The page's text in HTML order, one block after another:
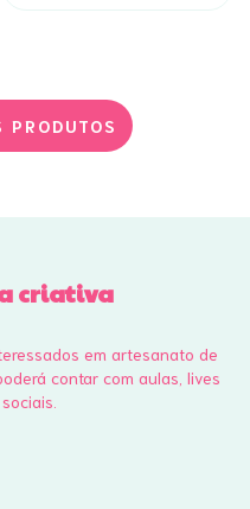
criativa
em artesanato de
contar com aulas, lives